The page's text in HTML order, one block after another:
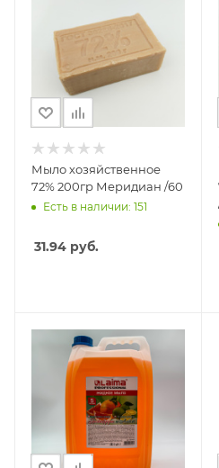
Мыло хозяйственное
72% 200гр Меридиан /60
Есть в наличии: 151
31.94 руб.